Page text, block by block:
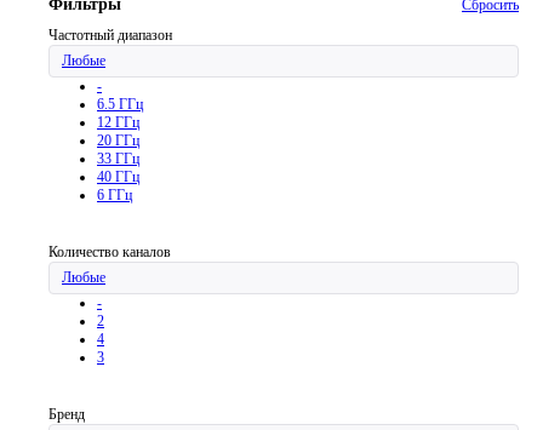
Фильтры
Сбросить
Частотный диапазон
Любые
-
6.5 ГГц
12 ГГц
20 ГГц
33 ГГц
40 ГГц
6 ГГц
Количество каналов
Любые
-
2
4
3
Бренд